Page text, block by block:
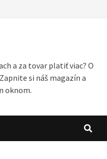
a za tovar platiť viac? O
si náš magazín a
oknom.